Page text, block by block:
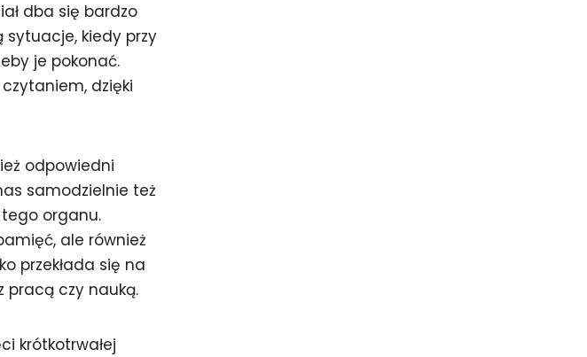
dba się bardzo
sytuacje, kiedy przy
je pokonać.
dzięki
odpowiedni
samodzielnie też
organu.
ale również
przekłada się na
pracą czy nauką.
krótkotrwałej